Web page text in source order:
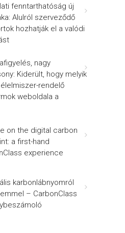
fenntarthatóság új
Alulról szerveződő
hozhatják el a valódi
nagy
Kiderült, hogy melyik
rendelő
weboldala a
on the digital carbon
a first-hand
experience
karbonlábnyomról
– CarbonClass